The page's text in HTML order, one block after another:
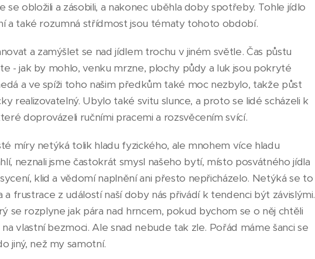
se obložili a zásobili, a nakonec uběhla doby spotřeby. Tohle jídlo
a také rozumná střídmost jsou tématy tohoto období.
a zamýšlet se nad jídlem trochu v jiném světle. Čas půstu
- jak by mohlo, venku mrzne, plochy půdy a luk jsou pokryté
a ve spíži toho našim předkům také moc nezbylo, takže půst
realizovatelný. Ubylo také svitu slunce, a proto se lidé scházeli k
doprovázeli ručními pracemi a rozsvěcením svící.
míry netýká tolik hladu fyzického, ale mnohem více hladu
neznali jsme častokrát smysl našeho bytí, místo posvátného jídla
klid a vědomí naplnění ani přesto nepřicházelo. Netýká se to
a frustrace z událostí naší doby nás přivádí k tendenci být závislými.
se rozplyne jak pára nad hrncem, pokud bychom se o něj chtěli
vlastní bezmoci. Ale snad nebude tak zle. Pořád máme šanci se
jiný, než my samotní.